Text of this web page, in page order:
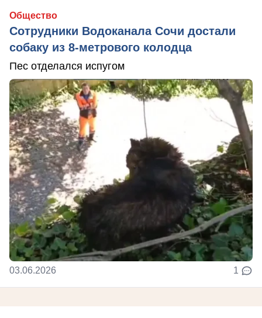
Общество
Сотрудники Водоканала Сочи достали
собаку из 8-метрового колодца
Пес отделался испугом
03.06.2026 1